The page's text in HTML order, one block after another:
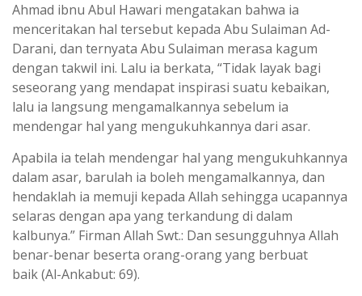
Ahmad ibnu Abul Hawari mengatakan bahwa ia
menceritakan hal tersebut kepada Abu Sulaiman Ad-
Darani, dan ternyata Abu Sulaiman merasa kagum
dengan takwil ini. Lalu ia berkata, “Tidak layak bagi
seseorang yang mendapat inspirasi suatu kebaikan,
lalu ia langsung mengamalkannya sebelum ia
mendengar hal yang mengukuhkannya dari asar.
Apabila ia telah mendengar hal yang mengukuhkannya
dalam asar, barulah ia boleh mengamalkannya, dan
hendaklah ia memuji kepada Allah sehingga ucapannya
selaras dengan apa yang terkandung di dalam
kalbunya.” Firman Allah Swt.: Dan sesungguhnya Allah
benar-benar beserta orang-orang yang berbuat
baik(Al-Ankabut: 69).